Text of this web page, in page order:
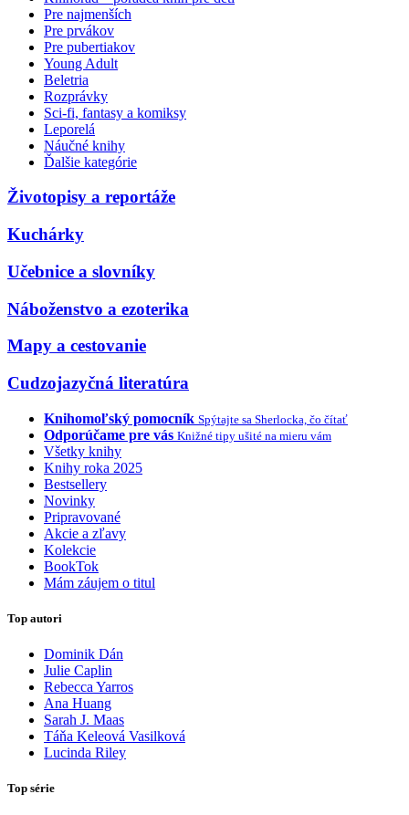
Pre najmenších
Pre prvákov
Pre pubertiakov
Young Adult
Beletria
Rozprávky
Sci-fi, fantasy a komiksy
Leporelá
Náučné knihy
Ďalšie kategórie
Životopisy a reportáže
Kuchárky
Učebnice a slovníky
Náboženstvo a ezoterika
Mapy a cestovanie
Cudzojazyčná literatúra
Knihomoľský pomocník Spýtajte sa Sherlocka, čo čítať
Odporúčame pre vás Knižné tipy ušité na mieru vám
Všetky knihy
Knihy roka 2025
Bestsellery
Novinky
Pripravované
Akcie a zľavy
Kolekcie
BookTok
Mám záujem o titul
Top autori
Dominik Dán
Julie Caplin
Rebecca Yarros
Ana Huang
Sarah J. Maas
Táňa Keleová Vasilková
Lucinda Riley
Top série